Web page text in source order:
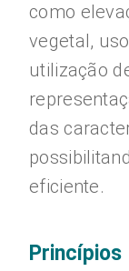
como
vegetal,
utilização
das
eficiente.
Princípios